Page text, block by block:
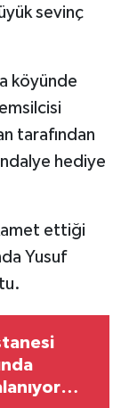
sevinç
köyünde
tarafından
hediye
ettiği
Yusuf